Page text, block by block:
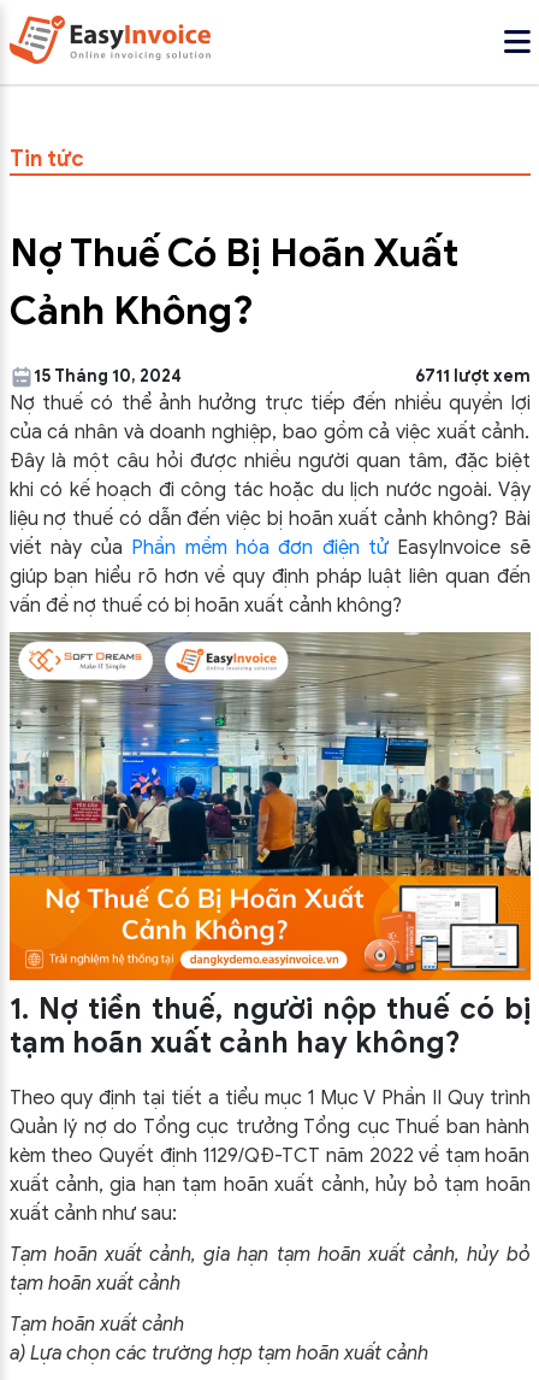
Tin tức
Nợ Thuế Có Bị Hoãn Xuất
Cảnh Không?
15 Tháng 10, 2024 6711 lượt xem
Nợ thuế có thể ảnh hưởng trực tiếp đến nhiều quyền lợi
của cá nhân và doanh nghiệp, bao gồm cả việc xuất cảnh.
Đây là một câu hỏi được nhiều người quan tâm, đặc biệt
khi có kế hoạch đi công tác hoặc du lịch nước ngoài. Vậy
liệu nợ thuế có dẫn đến việc bị hoãn xuất cảnh không? Bài
viết này của Phần mềm hóa đơn điện tửEasyInvoice sẽ
giúp bạn hiểu rõ hơn về quy định pháp luật liên quan đến
vấn đề nợ thuế có bị hoãn xuất cảnh không?
1. Nợ tiền thuế, người nộp thuế có bị
tạm hoãn xuất cảnh hay không?
Theo quy định tại tiết a tiểu mục 1 Mục V Phần II Quy trình
Quản lý nợ do Tổng cục trưởng Tổng cục Thuế ban hành
kèm theo Quyết định 1129/QĐ-TCT năm 2022 về tạm hoãn
xuất cảnh, gia hạn tạm hoãn xuất cảnh, hủy bỏ tạm hoãn
xuất cảnh như sau:
Tạm hoãn xuất cảnh, gia hạn tạm hoãn xuất cảnh, hủy bỏ
tạm hoãn xuất cảnh
Tạm hoãn xuất cảnh
a) Lựa chọn các trường hợp tạm hoãn xuất cảnh